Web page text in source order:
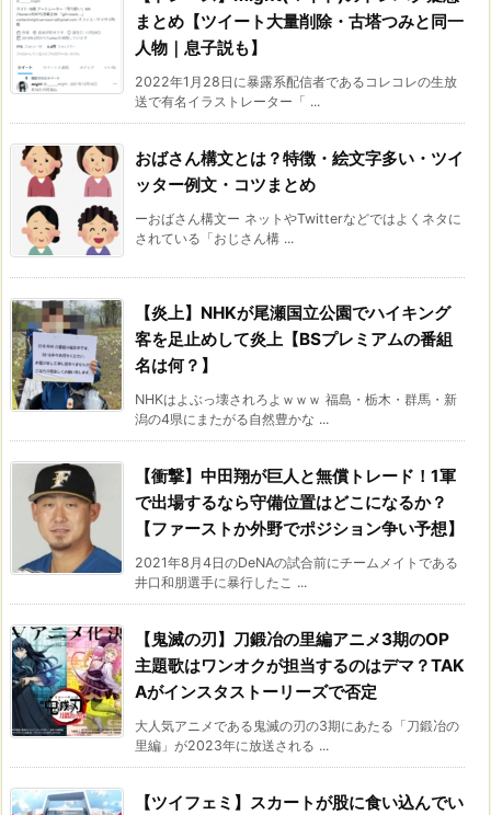
まとめ【ツイート大量削除・古塔つみと同一
人物｜息子説も】
2022年1月28日に暴露系配信者であるコレコレの生放
送で有名イラストレーター「 ...
おばさん構文とは？特徴・絵文字多い・ツイ
ッター例文・コツまとめ
ーおばさん構文ー ネットやTwitterなどではよくネタに
されている「おじさん構 ...
【炎上】NHKが尾瀬国立公園でハイキング
客を足止めして炎上【BSプレミアムの番組
名は何？】
NHKはよぶっ壊されろよｗｗｗ 福島・栃木・群馬・新
潟の4県にまたがる自然豊かな ...
【衝撃】中田翔が巨人と無償トレード！1軍
で出場するなら守備位置はどこになるか？
【ファーストか外野でポジション争い予想】
2021年8月4日のDeNAの試合前にチームメイトである
井口和朋選手に暴行したこ ...
【鬼滅の刃】刀鍛冶の里編アニメ3期のOP
主題歌はワンオクが担当するのはデマ？TAK
Aがインスタストーリーズで否定
大人気アニメである鬼滅の刃の3期にあたる「刀鍛冶の
里編」が2023年に放送される ...
【ツイフェミ】スカートが股に食い込んでい